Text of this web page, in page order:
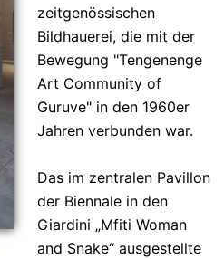
zeitgenössischen
Bildhauerei, die mit der
Bewegung "Tengenenge
Art Community of
Guruve" in den 1960er
Jahren verbunden war.
Das im zentralen Pavillon
der Biennale in den
Giardini „Mfiti Woman
and Snake“ ausgestellte